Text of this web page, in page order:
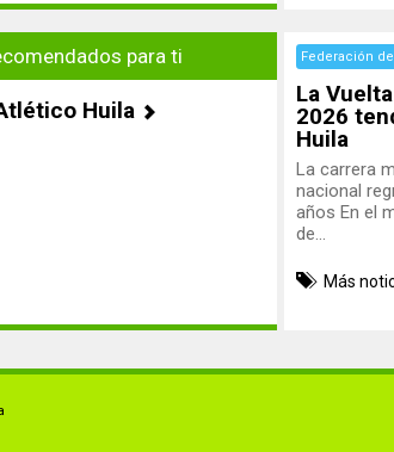
para ti
Huila
Federación
La
2026
Huila
La carrera
nacional
años En el
de...
Más